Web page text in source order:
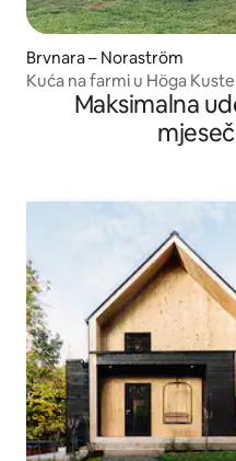
Brvnara – Noraström
Kuća na farmi u Höga
Maksimalna